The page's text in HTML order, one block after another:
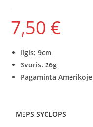
7,50 €
Ilgis: 9cm
Svoris: 26g
Pagaminta Amerikoje
MEPS SYCLOPS